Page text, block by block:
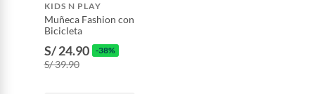
KIDS N PLAY
Muñeca Fashion con
Bicicleta
S/ 24.90 -38%
S/ 39.90